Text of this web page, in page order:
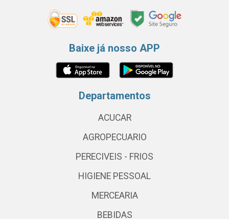
Baixe já nosso APP
Departamentos
ACUCAR
AGROPECUARIO
PERECIVEIS - FRIOS
HIGIENE PESSOAL
MERCEARIA
BEBIDAS